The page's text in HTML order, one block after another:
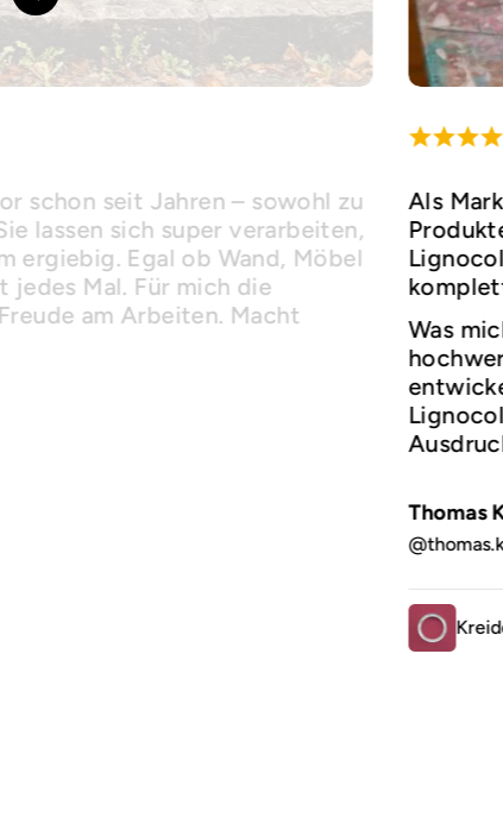
schon seit Jahren – sowohl zu
lassen sich super verarbeiten,
ergiebig. Egal ob Wand, Möbel
jedes Mal. Für mich die
am Arbeiten. Macht
Als
Was
Thomas